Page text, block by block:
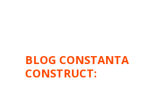
BLOG CONSTANTA
CONSTRUCT: